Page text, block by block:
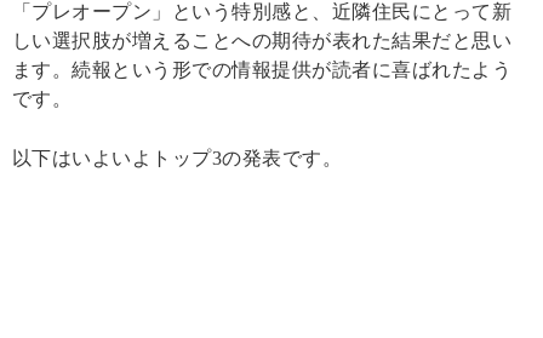
「プレオープン」という特別感と、近隣住民にとって新
しい選択肢が増えることへの期待が表れた結果だと思い
ます。続報という形での情報提供が読者に喜ばれたよう
です。
以下はいよいよトップ3の発表です。